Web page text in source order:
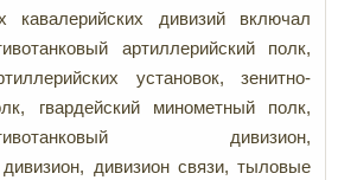
кавалерийских дивизий включал
артиллерийский полк,
установок, зенитно-
гвардейский минометный полк,
противотанковый дивизион,
дивизион связи, тыловые